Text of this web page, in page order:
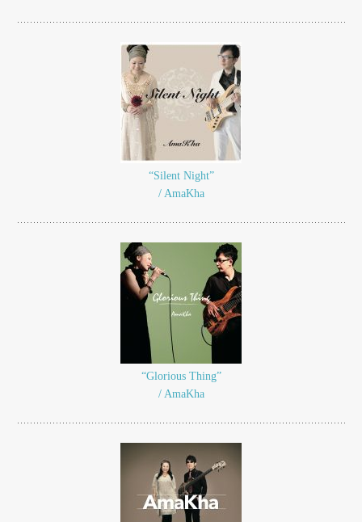
“Silent Night”
/ AmaKha
“Glorious Thing”
/ AmaKha